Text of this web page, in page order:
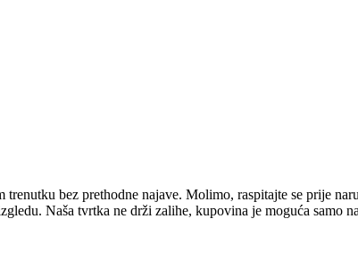
bez prethodne najave. Molimo, raspitajte se prije
Naša tvrtka ne drži zalihe, kupovina je moguća samo